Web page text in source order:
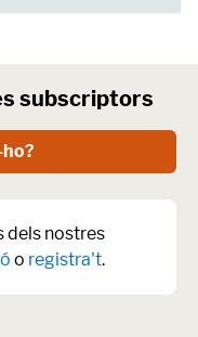
subscriptors
dels nostres
o registra't.